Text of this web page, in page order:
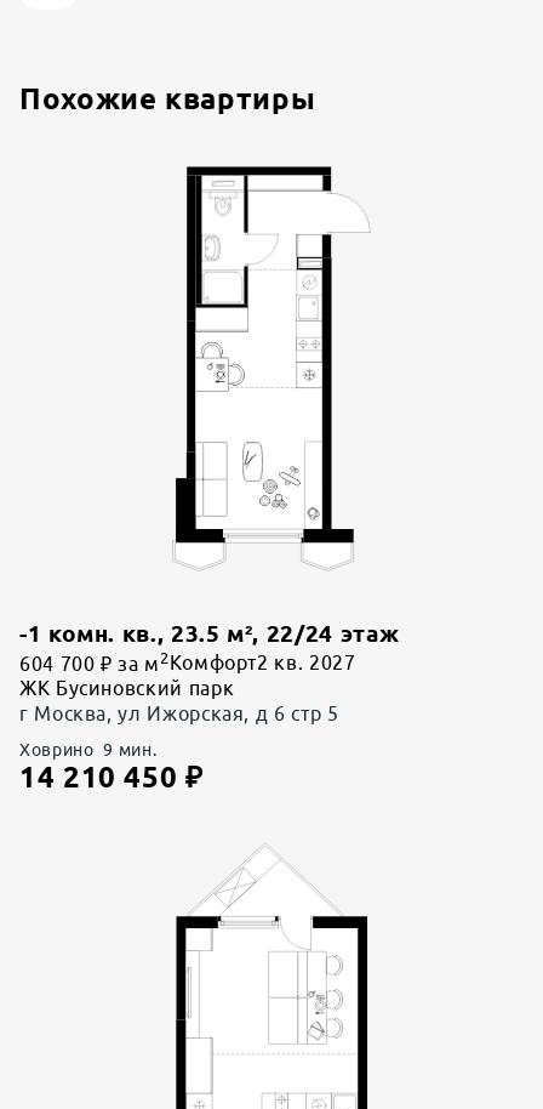
Похожие квартиры
-1 комн. кв., 23.5 м², 22/24 этаж
604 700 ₽ за м 2 Комфорт2 кв. 2027
ЖК Бусиновский парк
г Москва, ул Ижорская, д 6 стр 5
Ховрино 9 мин.
14 210 450 ₽